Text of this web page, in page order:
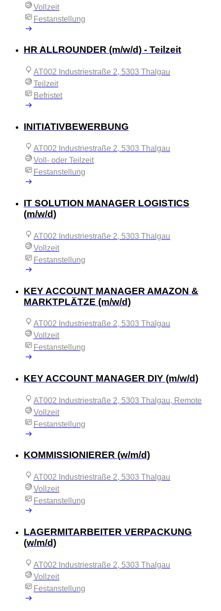
Vollzeit
Festanstellung
HR ALLROUNDER (m/w/d) - Teilzeit
AT002 Industriestraße 2, 5303 Thalgau
Teilzeit
Befristet
INITIATIVBEWERBUNG
AT002 Industriestraße 2, 5303 Thalgau
Voll- oder Teilzeit
Festanstellung
IT SOLUTION MANAGER LOGISTICS
(m/w/d)
AT002 Industriestraße 2, 5303 Thalgau
Vollzeit
Festanstellung
KEY ACCOUNT MANAGER AMAZON &
MARKTPLÄTZE (m/w/d)
AT002 Industriestraße 2, 5303 Thalgau
Vollzeit
Festanstellung
KEY ACCOUNT MANAGER DIY (m/w/d)
AT002 Industriestraße 2, 5303 Thalgau, Remote
Vollzeit
Festanstellung
KOMMISSIONIERER (w/m/d)
AT002 Industriestraße 2, 5303 Thalgau
Vollzeit
Festanstellung
LAGERMITARBEITER VERPACKUNG
(w/m/d)
AT002 Industriestraße 2, 5303 Thalgau
Vollzeit
Festanstellung